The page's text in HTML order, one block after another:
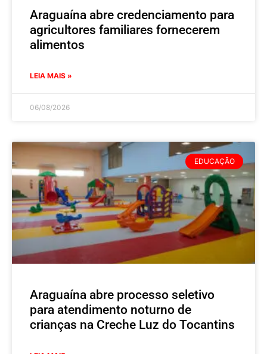
Araguaína abre credenciamento para
agricultores familiares fornecerem
alimentos
LEIA MAIS »
06/08/2026
EDUCAÇÃO
Araguaína abre processo seletivo
para atendimento noturno de
crianças na Creche Luz do Tocantins